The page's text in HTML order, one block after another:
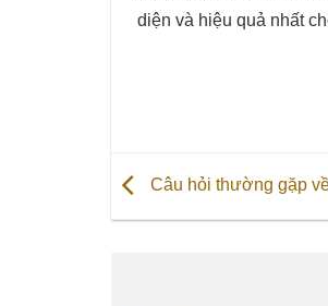
diện và hiệu quả nhất
Câu hỏi thường gặp